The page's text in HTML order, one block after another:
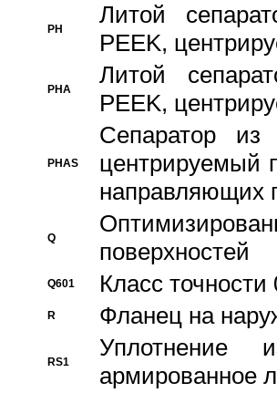
PH
Литой
PEEK,
PHA
Литой
PEEK,
PHAS
Сепаратор из
центрируемый
направляющих
Q
поверхностей
Q601 Класс
R Фланец на
RS1
Уплотнение
армированное